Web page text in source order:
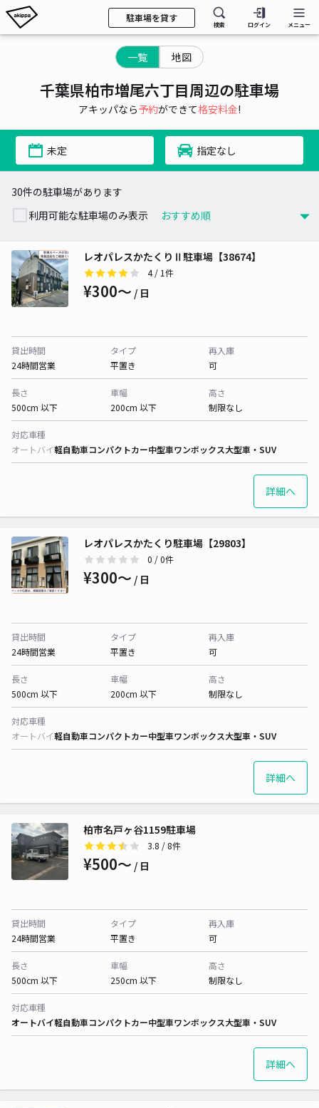
駐車場を貸す
検索 ログイン メニュー
一覧 地図
千葉県柏市増尾六丁目周辺の駐車場
アキッパなら予約ができて格安料金!
未定 指定なし
30件の駐車場があります
利用可能な駐車場のみ表示
レオパレスかたくりⅡ駐車場【38674】
4/ 1件
¥300〜 / 日
貸出時間
24時間営業
タイプ
平置き
再入庫
可
長さ
500cm 以下
車幅
200cm 以下
高さ
制限なし
対応車種
オートバイ軽自動車コンパクトカー中型車ワンボックス大型車・SUV
詳細へ
レオパレスかたくり駐車場【29803】
0 / 0件
¥300〜 / 日
貸出時間
24時間営業
タイプ
平置き
再入庫
可
長さ
500cm 以下
車幅
200cm 以下
高さ
制限なし
対応車種
オートバイ軽自動車コンパクトカー中型車ワンボックス大型車・SUV
詳細へ
柏市名戸ヶ谷1159駐車場
3.8 / 8件
¥500〜 / 日
貸出時間
24時間営業
タイプ
平置き
再入庫
可
長さ
500cm 以下
車幅
250cm 以下
高さ
制限なし
対応車種
オートバイ軽自動車コンパクトカー中型車ワンボックス大型車・SUV
詳細へ